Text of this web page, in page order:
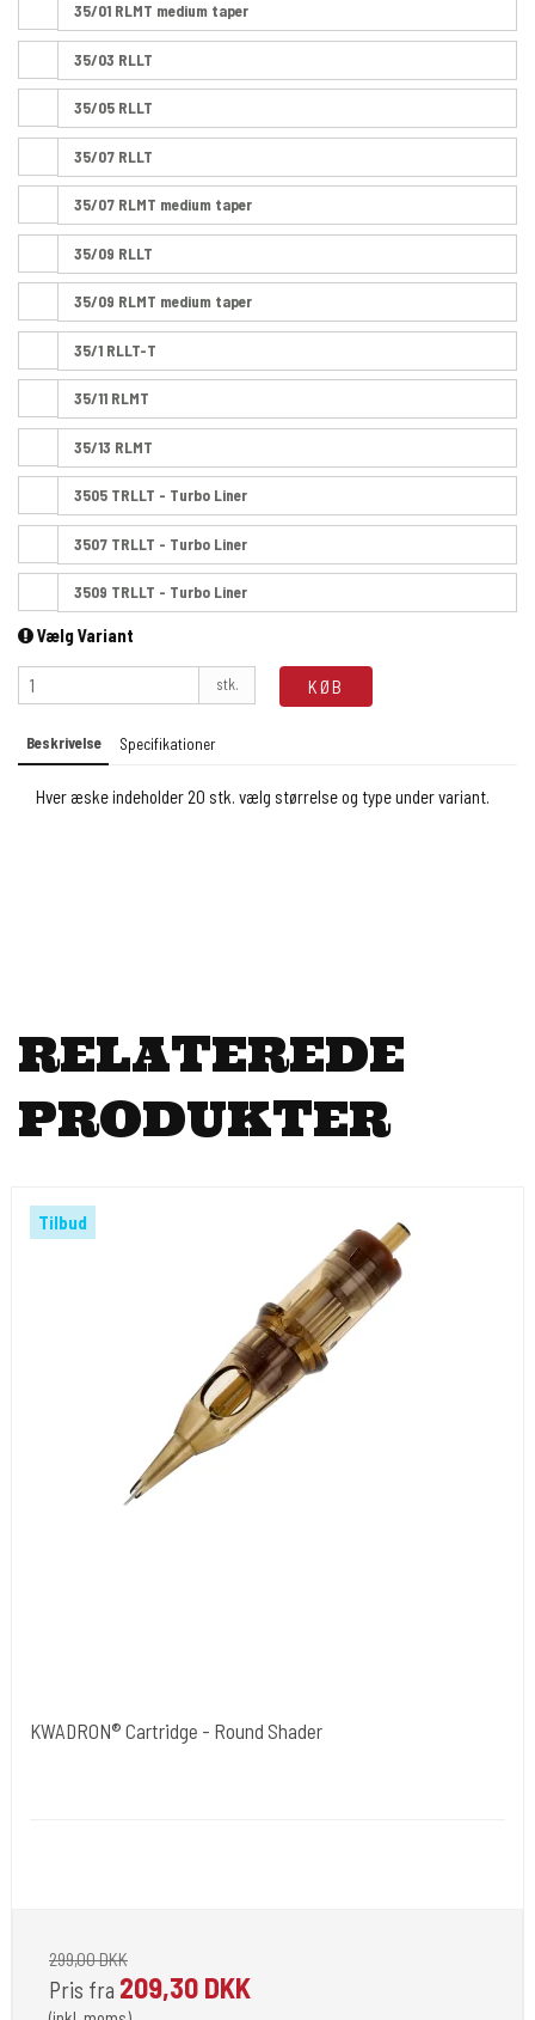
35/01 RLMT medium taper
35/03 RLLT
35/05 RLLT
35/07 RLLT
35/07 RLMT medium taper
35/09 RLLT
35/09 RLMT medium taper
35/1 RLLT-T
35/11 RLMT
35/13 RLMT
3505 TRLLT - Turbo Liner
3507 TRLLT - Turbo Liner
3509 TRLLT - Turbo Liner
Vælg Variant
stk. KØB
Beskrivelse Specifikationer
Hver æske indeholder 20 stk. vælg størrelse og type under variant.
RELATEREDE
PRODUKTER
Tilbud
KWADRON® Cartridge - Round Shader
299,00 DKK
Pris fra 209,30 DKK